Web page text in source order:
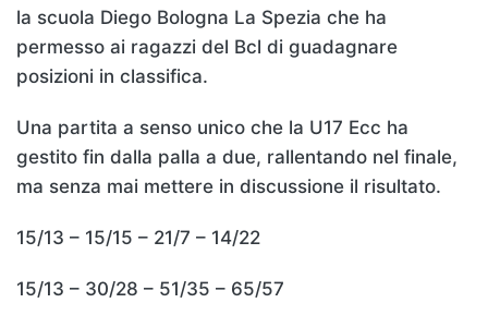
la scuola Diego Bologna La Spezia che ha
permesso ai ragazzi del Bcl di guadagnare
posizioni in classifica.
Una partita a senso unico che la U17 Ecc ha
gestito fin dalla palla a due, rallentando nel finale,
ma senza mai mettere in discussione il risultato.
15/13 – 15/15 – 21/7 – 14/22
15/13 – 30/28 – 51/35 – 65/57